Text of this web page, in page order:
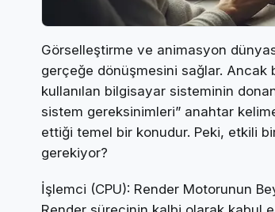
Görselleştirme ve animasyon
gerçeğe dönüşmesini sağlar. Ancak
kullanılan bilgisayar sisteminin
sistem gereksinimleri” anahtar
ettiği temel bir konudur. Peki, etkili
gerekiyor?
İşlemci (CPU): Render Motorunun